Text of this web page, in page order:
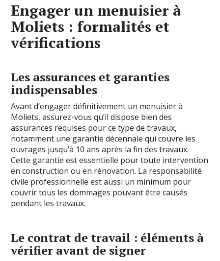
Engager un menuisier à
Moliets : formalités et
vérifications
Les assurances et garanties
indispensables
Avant d’engager définitivement un menuisier à
Moliets, assurez-vous qu’il dispose bien des
assurances requises pour ce type de travaux,
notamment une garantie décennale qui couvre les
ouvrages jusqu’à 10 ans après la fin des travaux.
Cette garantie est essentielle pour toute intervention
en construction ou en rénovation. La responsabilité
civile professionnelle est aussi un minimum pour
couvrir tous les dommages pouvant être causés
pendant les travaux.
Le contrat de travail : éléments à
vérifier avant de signer